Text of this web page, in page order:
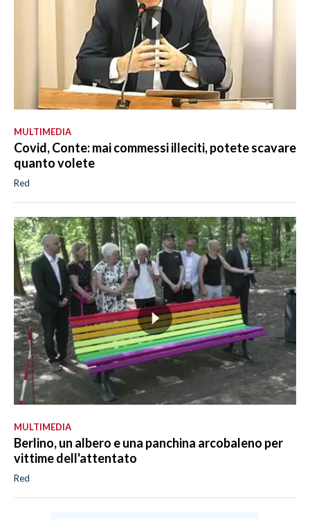
MULTIMEDIA
Covid, Conte: mai commessi illeciti, potete scavare
quanto volete
Red
MULTIMEDIA
Berlino, un albero e una panchina arcobaleno per
vittime dell'attentato
Red